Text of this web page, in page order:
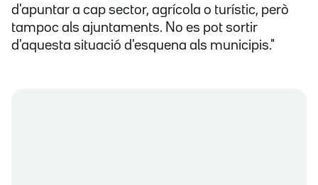
d'apuntar a cap sector, agrícola o turístic, però
tampoc als ajuntaments. No es pot sortir
d'aquesta situació d'esquena als municipis."